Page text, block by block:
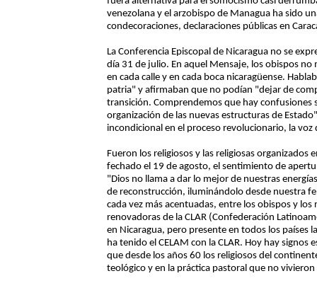
venezolana y el arzobispo de Managua ha sido
condecoraciones, declaraciones públicas en
La Conferencia Episcopal de Nicaragua no se
día 31 de julio. En aquel Mensaje, los obispos
en cada calle y en cada boca nicaragüense.
patria" y afirmaban que no podían "dejar de
transición. Comprendemos que hay confusiones
organización de las nuevas estructuras de
incondicional en el proceso revolucionario, la voz
Fueron los religiosos y las religiosas organizados
fechado el 19 de agosto, el sentimiento de
"Dios no llama a dar lo mejor de nuestras
de reconstrucción, iluminándolo desde nuestra
cada vez más acentuadas, entre los obispos y los
renovadoras de la CLAR (Confederación
en Nicaragua, pero presente en todos los
ha tenido el CELAM con la CLAR. Hoy hay
que desde los años 60 los religiosos del
teológico y en la práctica pastoral que no